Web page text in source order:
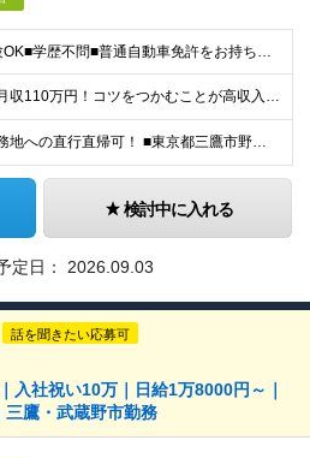
■未経験OK■学歴不問■普通自動車免許をお持ちの方(AT限定可) ★20～30代が中心の、比較的若い組織です！ コツやノウハウを共有したり、フォローし合ったりと協力しながら皆で結果を出しています！
＼最高月収110万円！コツをつかむことが高収入に直結！／ 報酬／1日あたり1万8000円～5万円 ◎試用期間はありません ◎日払い、週払い可(アプリから簡単に申請できます！) ◎スキルにより、単価
下記勤務地への直行直帰可！ ■東京都三鷹市野崎3丁目 ■東京都三鷹市下連雀3丁目 ★配達エリアは三鷹市、武蔵野市です (変更の範囲)上記を除く当社関連勤務地 ≪三鷹市・武蔵野市の魅力ポイント≫
検討中に入れる
定日： 2026.09.03
話を聞きたい応募可
入社祝い10万｜日給1万8000円～｜
鷹・武蔵野市勤務